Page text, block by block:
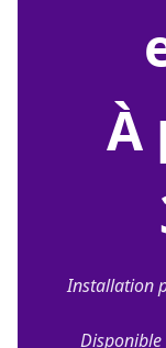
À
Installation
Disponible